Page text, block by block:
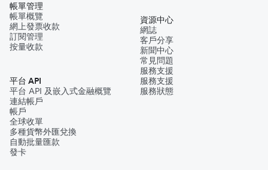
帳單管理
帳單概覽
網上發票收款
訂閱管理
按量收款
平台 API
平台 API 及嵌入式金融概覽
連結帳戶
帳戶
全球收單
多種貨幣外匯兌換
自動批量匯款
發卡
資源中心
網誌
客戶分享
新聞中心
常見問題
服務支援
服務支援
服務狀態